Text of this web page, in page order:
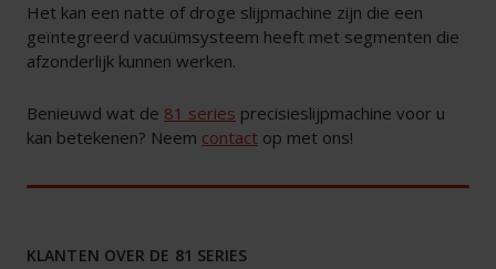
Het kan een natte of droge slijpmachine zijn die een
geïntegreerd vacuümsysteem heeft met segmenten die
afzonderlijk kunnen werken.
Benieuwd wat de 81 series precisieslijpmachine voor u
kan betekenen? Neem contact op met ons!
KLANTEN OVER DE 81 SERIES